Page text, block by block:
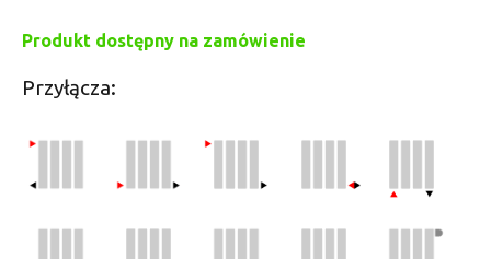
Produkt dostępny na zamówienie
Przyłącza: